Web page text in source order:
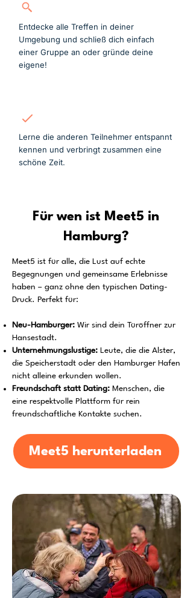
Entdecke alle Treffen in deiner
Umgebung und schließ dich einfach
einer Gruppe an oder gründe deine
eigene!
Lerne die anderen Teilnehmer entspannt
kennen und verbringt zusammen eine
schöne Zeit.
Für wen ist Meet5 in
Hamburg?
Meet5 ist für alle, die Lust auf echte
Begegnungen und gemeinsame Erlebnisse
haben – ganz ohne den typischen Dating-
Druck. Perfekt für:
Neu-Hamburger: Wir sind dein Türöffner zur
Hansestadt.
Unternehmungslustige: Leute, die die Alster,
die Speicherstadt oder den Hamburger Hafen
nicht alleine erkunden wollen.
Freundschaft statt Dating: Menschen, die
eine respektvolle Plattform für rein
freundschaftliche Kontakte suchen.
Meet5 herunterladen